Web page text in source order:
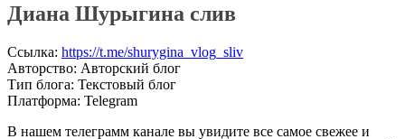
Диана Шурыгина слив
Ссылка: https://t.me/shurygina_vlog_sliv
Авторство: Авторский блог
Тип блога: Текстовый блог
Платформа: Telegram
В нашем телеграмм канале вы увидите все самое свежее и